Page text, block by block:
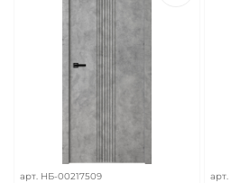
арт. НБ-00217509 арт.